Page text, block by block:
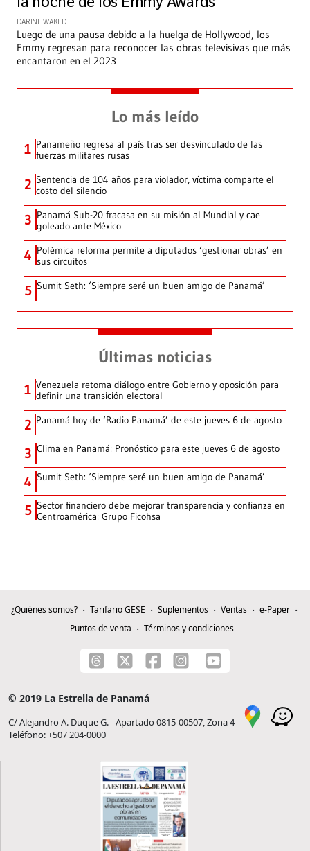
DARINE WAKED
Luego de una pausa debido a la huelga de Hollywood, los
Emmy regresan para reconocer las obras televisivas que más
encantaron en el 2023
Lo más leído
1 Panameño regresa al país tras ser desvinculado de las
fuerzas militares rusas
2 Sentencia de 104 años para violador, víctima comparte el
costo del silencio
3 Panamá Sub-20 fracasa en su misión al Mundial y cae
goleado ante México
4 Polémica reforma permite a diputados ‘gestionar obras’ en
sus circuitos
5 Sumit Seth: ‘Siempre seré un buen amigo de Panamá’
Últimas noticias
1 Venezuela retoma diálogo entre Gobierno y oposición para
definir una transición electoral
2 Panamá hoy de ‘Radio Panamá’ de este jueves 6 de agosto
3 Clima en Panamá: Pronóstico para este jueves 6 de agosto
4 Sumit Seth: ‘Siempre seré un buen amigo de Panamá’
5 Sector financiero debe mejorar transparencia y confianza en
Centroamérica: Grupo Ficohsa
¿Quiénes somos? Tarifario GESE Suplementos Ventas
e-Paper
Puntos de venta
Términos y condiciones
© 2019 La Estrella de Panamá
C/ Alejandro A. Duque G. - Apartado 0815-00507, Zona 4
Teléfono: +507 204-0000